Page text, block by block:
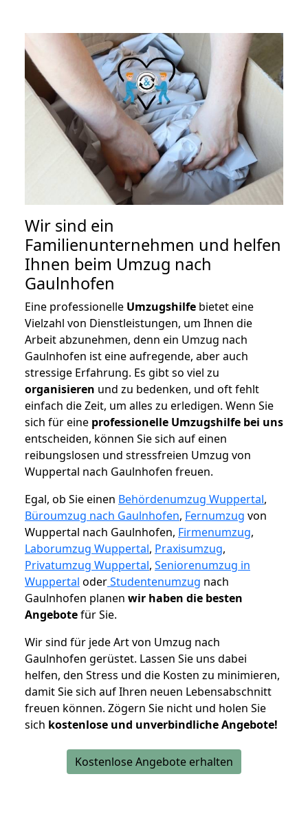
Wir sind ein
Familienunternehmen und helfen
Ihnen beim Umzug nach
Gaulnhofen
Eine professionelle Umzugshilfe bietet eine
Vielzahl von Dienstleistungen, um Ihnen die
Arbeit abzunehmen, denn ein Umzug nach
Gaulnhofen ist eine aufregende, aber auch
stressige Erfahrung. Es gibt so viel zu
organisieren und zu bedenken, und oft fehlt
einfach die Zeit, um alles zu erledigen. Wenn Sie
sich für eine professionelle Umzugshilfe bei uns
entscheiden, können Sie sich auf einen
reibungslosen und stressfreien Umzug von
Wuppertal nach Gaulnhofen freuen.
Egal, ob Sie einen Behördenumzug Wuppertal,
Büroumzug nach Gaulnhofen, Fernumzug von
Wuppertal nach Gaulnhofen, Firmenumzug,
Laborumzug Wuppertal, Praxisumzug,
Privatumzug Wuppertal, Seniorenumzug in
Wuppertal oderStudentenumzug nach
Gaulnhofen planen wir haben die besten
Angebotefür Sie.
Wir sind für jede Art von Umzug nach
Gaulnhofen gerüstet. Lassen Sie uns dabei
helfen, den Stress und die Kosten zu minimieren,
damit Sie sich auf Ihren neuen Lebensabschnitt
freuen können. Zögern Sie nicht und holen Sie
sich kostenlose und unverbindliche Angebote!
Kostenlose Angebote erhalten